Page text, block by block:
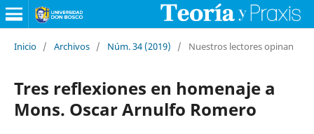
Inicio / Archivos / Núm. 34 (2019) / Nuestros lectores opinan
Tres reflexiones en homenaje a
Mons. Oscar Arnulfo Romero